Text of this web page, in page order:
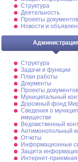
Структура
Деятельность
Проекты документов
Новости и
Структура
Задачи и функции
План работы
Документы
Проекты документов
Муниципальный
Дорожный фонд
Cведения о
имуществе
Ведомственный
Антимонопольный
Отчеты
Информационные
Защита
Интернет-приемная